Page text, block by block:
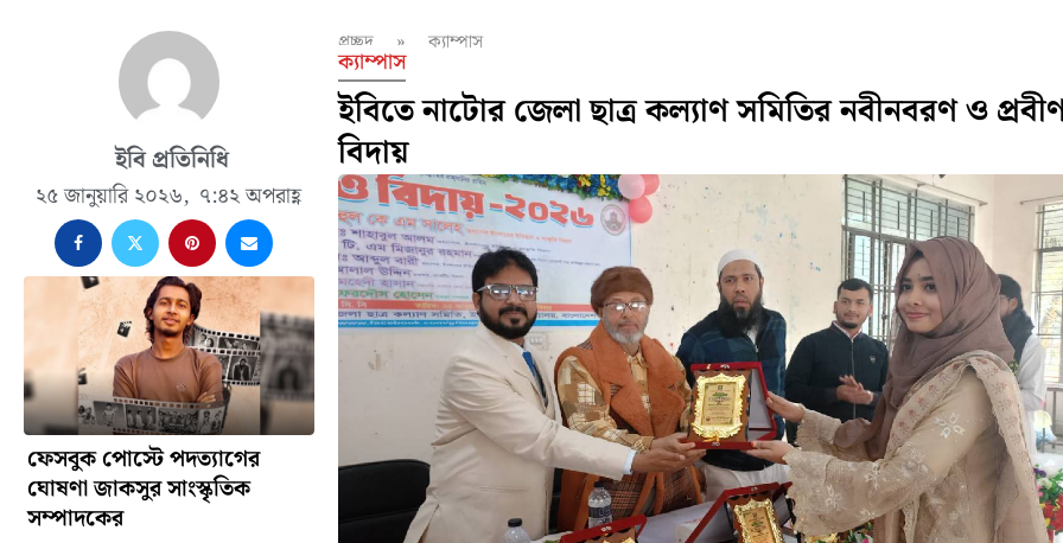
ইবি প্রতিনিধি
২৫ জানুয়ারি ২০২৬, ৭:৪২ অপরাহ্ণ
ফেসবুক পোস্টে পদত্যাগের
ঘোষণা জাকসুর সাংস্কৃতিক
সম্পাদকের
প্রচ্ছদ » ক্যাম্পাস
ক্যাম্পাস
ইবিতে নাটোর জেলা ছাত্র কল্যাণ সমিতির নবীনবরণ ও
বিদায়